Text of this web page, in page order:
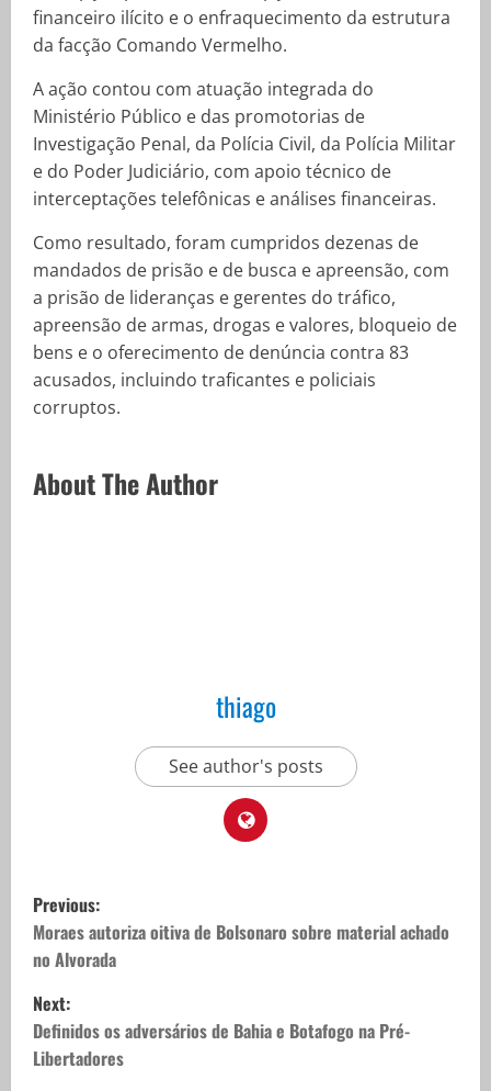
financeiro ilícito e o enfraquecimento da estrutura
da facção Comando Vermelho.
A ação contou com atuação integrada do
Ministério Público e das promotorias de
Investigação Penal, da Polícia Civil, da Polícia Militar
e do Poder Judiciário, com apoio técnico de
interceptações telefônicas e análises financeiras.
Como resultado, foram cumpridos dezenas de
mandados de prisão e de busca e apreensão, com
a prisão de lideranças e gerentes do tráfico,
apreensão de armas, drogas e valores, bloqueio de
bens e o oferecimento de denúncia contra 83
acusados, incluindo traficantes e policiais
corruptos.
About The Author
thiago
See author's posts
P
o
s
t
n
Previous:
Moraes autoriza oitiva de Bolsonaro sobre material achado
no Alvorada
Next:
Definidos os adversários de Bahia e Botafogo na Pré-
Libertadores